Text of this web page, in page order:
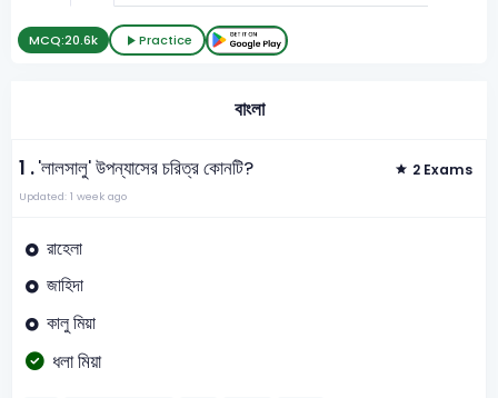
MCQ:20.6k Practice
বাংলা
1 .'লালসালু' উপন্যাসের চরিত্র কোনটি? 2 Exams
Updated: 1 week ago
রাহেলা
জাহিদা
কালু মিয়া
ধলা মিয়া